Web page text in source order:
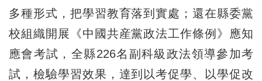
多種形式，把學習教育落到實處；還在縣委黨
校組織開展《中國共産黨政法工作條例》應知
應會考試，全縣226名副科級政法領導參加考
試，檢驗學習效果，達到以考促學、以學促改